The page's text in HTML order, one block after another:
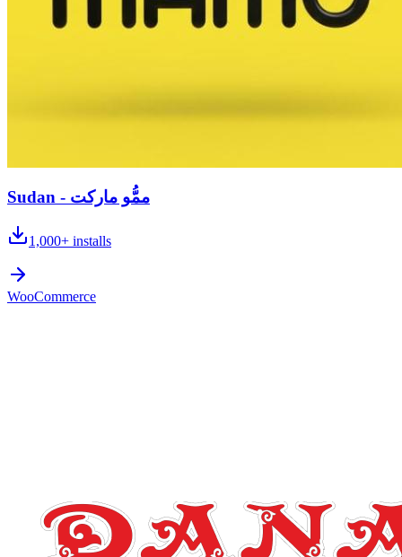
Sudan - ممُّو ماركت
1,000+ installs
WooCommerce